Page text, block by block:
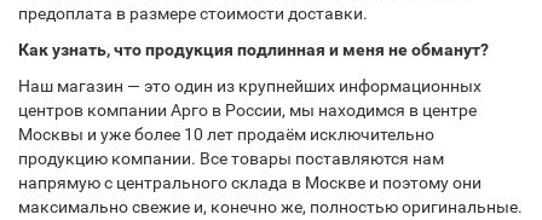
предоплата в размере стоимости доставки.
Как узнать, что продукция подлинная и меня не обманут?
Наш магазин — это один из крупнейших информационных
центров компании Арго в России, мы находимся в центре
Москвы и уже более 10 лет продаём исключительно
продукцию компании. Все товары поставляются нам
напрямую с центрального склада в Москве и поэтому они
максимально свежие и, конечно же, полностью оригинальные.